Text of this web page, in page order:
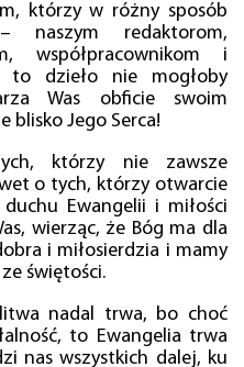
którzy w różny sposób
naszym redaktorom,
współpracownikom i
to dzieło nie mogłoby
Was obficie swoim
blisko Jego Serca!
którzy nie zawsze
o tych, którzy otwarcie
Ewangelii i miłości
wierząc, że Bóg ma dla
i miłosierdzia i mamy
świętości.
nadal trwa, bo choć
to Ewangelia trwa
nas wszystkich dalej, ku